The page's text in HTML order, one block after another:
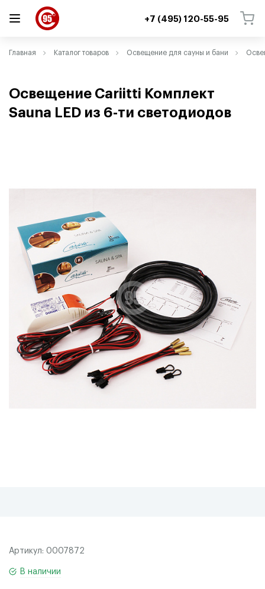
+7 (495) 120-55-95
Главная Каталог товаров Освещение для сауны и бани
Освещение Cariitti Комплект
Sauna LED из 6-ти светодиодов
Артикул: 0007872
В наличии
ВЕРНУТЬСЯ
ВЕРНУТЬСЯ